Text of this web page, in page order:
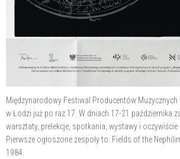
Międzynarodowy Festiwal Producentów
w Łodzi już po raz 17. W dniach 17-21 października
warsztaty, prelekcje, spotkania, wystawy i oczywiście
Pierwsze ogłoszone zespoły to: Fields of the
1984.